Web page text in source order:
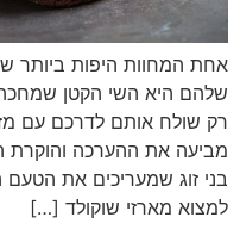
אחת המחוות היפות ביותר
שלהם היא השי הקטן
רק שולח אותם לדרכם עם
מביעה את ההערכה והוקרת
בני זוג שמעריכים את הטעם
למצוא מארזי שוקולד […]